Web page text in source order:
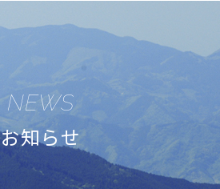
NEWS
お知らせ